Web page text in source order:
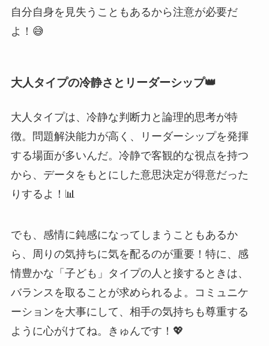
自分自身を見失うこともあるから注意が必要だ
よ！😅
大人タイプの冷静さとリーダーシップ👑
大人タイプは、冷静な判断力と論理的思考が特
徴。問題解決能力が高く、リーダーシップを発揮
する場面が多いんだ。冷静で客観的な視点を持つ
から、データをもとにした意思決定が得意だった
りするよ！📊
でも、感情に鈍感になってしまうこともあるか
ら、周りの気持ちに気を配るのが重要！特に、感
情豊かな「子ども」タイプの人と接するときは、
バランスを取ることが求められるよ。コミュニケ
ーションを大事にして、相手の気持ちも尊重する
ように心がけてね。きゅんです！💖